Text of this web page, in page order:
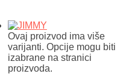
Ovaj proizvod ima više
varijanti. Opcije mogu biti
izabrane na stranici
proizvoda.